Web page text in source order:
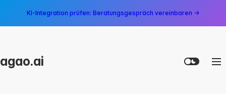
KI-Integration prüfen: Beratungsgespräch vereinbaren →
agao.ai